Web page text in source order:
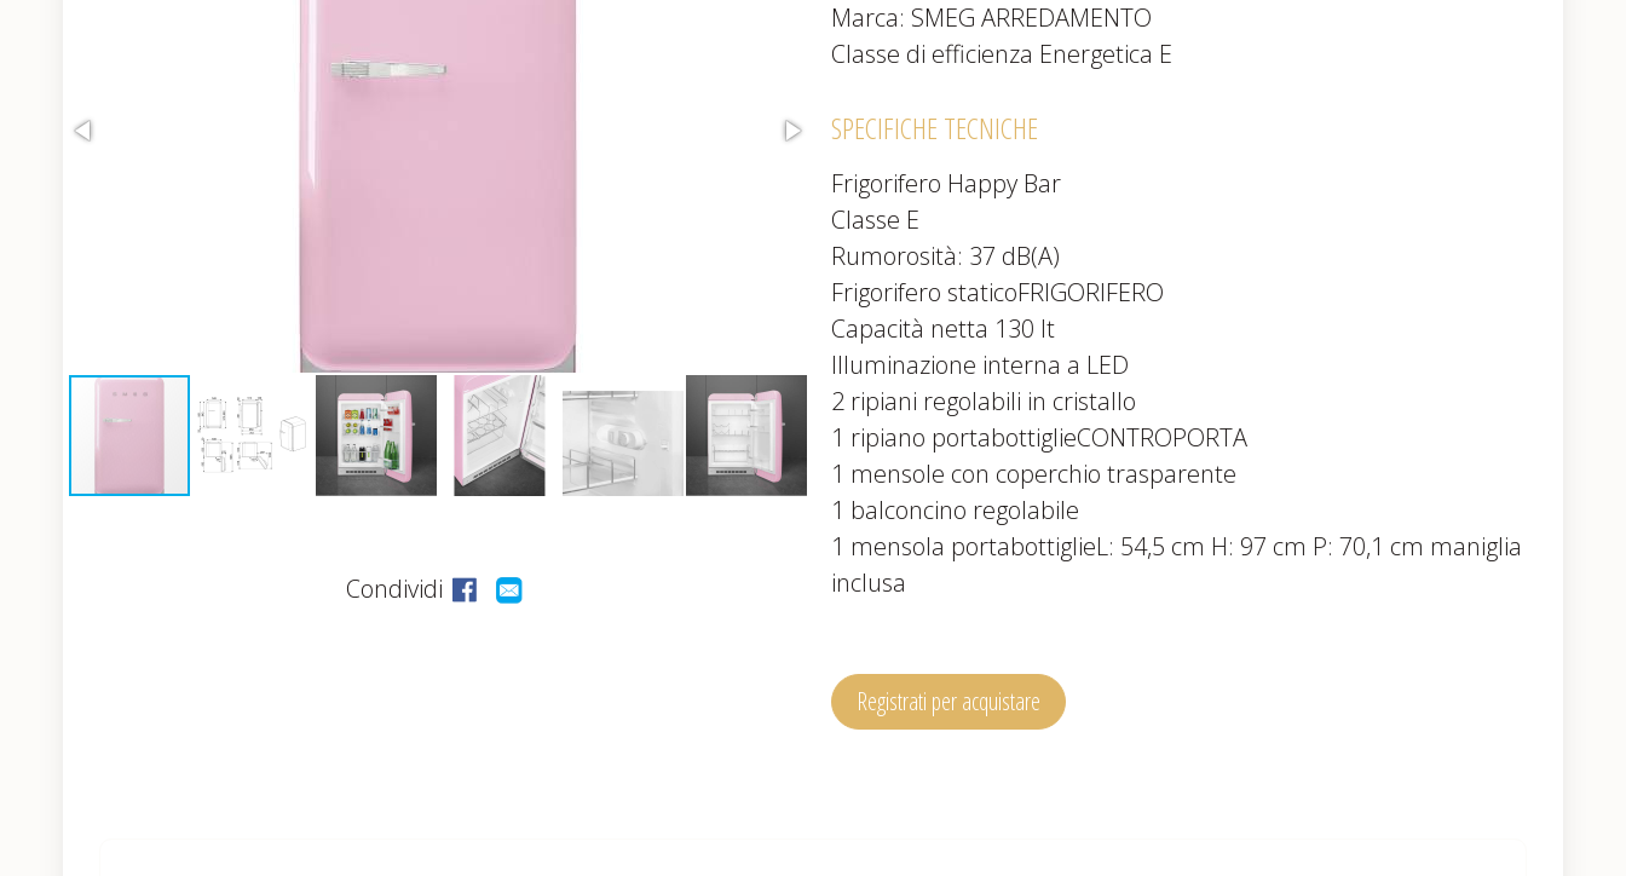
Condividi
Marca: SMEG ARREDAMENTO
Classe di efficienza Energetica E
SPECIFICHE TECNICHE
Frigorifero Happy Bar
Classe E
Rumorosità: 37 dB(A)
Frigorifero staticoFRIGORIFERO
Capacità netta 130 lt
Illuminazione interna a LED
2 ripiani regolabili in cristallo
1 ripiano portabottiglieCONTROPORTA
1 mensole con coperchio trasparente
1 balconcino regolabile
1 mensola portabottiglieL: 54,5 cm H: 97 cm P: 70,1 cm maniglia
inclusa
Registrati per acquistare